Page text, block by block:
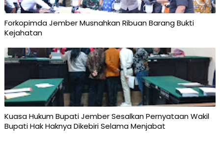
Forkopimda Jember Musnahkan Ribuan Barang Bukti
Kejahatan
Kuasa Hukum Bupati Jember Sesalkan Pernyataan Wakil
Bupati Hak Haknya Dikebiri Selama Menjabat